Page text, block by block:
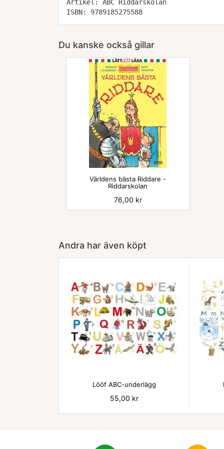
Artikel: ABC Riddarskolan
ISBN: 9789185275588
Du kanske också gillar

Världens bästa Riddare -
Riddarskolan
Pris
76,00 kr
Andra har även köpt

Lööf ABC-underlägg
Pris
55,00 kr